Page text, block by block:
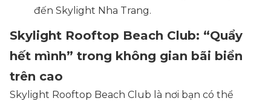
đến Skylight Nha Trang.
Skylight Rooftop Beach Club: “Quẩy
hết mình” trong không gian bãi biển
trên cao
Skylight Rooftop Beach Club là nơi bạn có thể